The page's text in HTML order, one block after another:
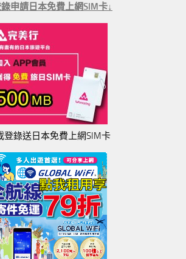
錄申請日本免費上網SIM卡↓
登錄送日本免費上網SIM卡